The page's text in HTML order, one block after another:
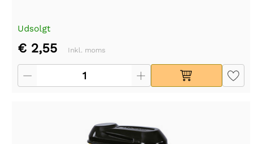
Udsolgt
€ 2,55 Inkl. moms